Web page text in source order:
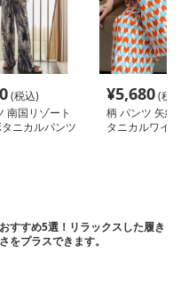
(税込)
南国リゾート
ニカルパンツ
¥5,680(税
柄 パンツ 矢絣
タニカルワイ
すすめ5選！リラックスした履き
をプラスできます。